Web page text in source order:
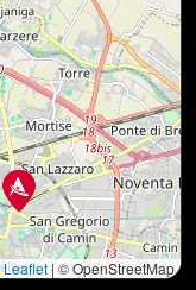
Leaflet | © OpenStreetMap